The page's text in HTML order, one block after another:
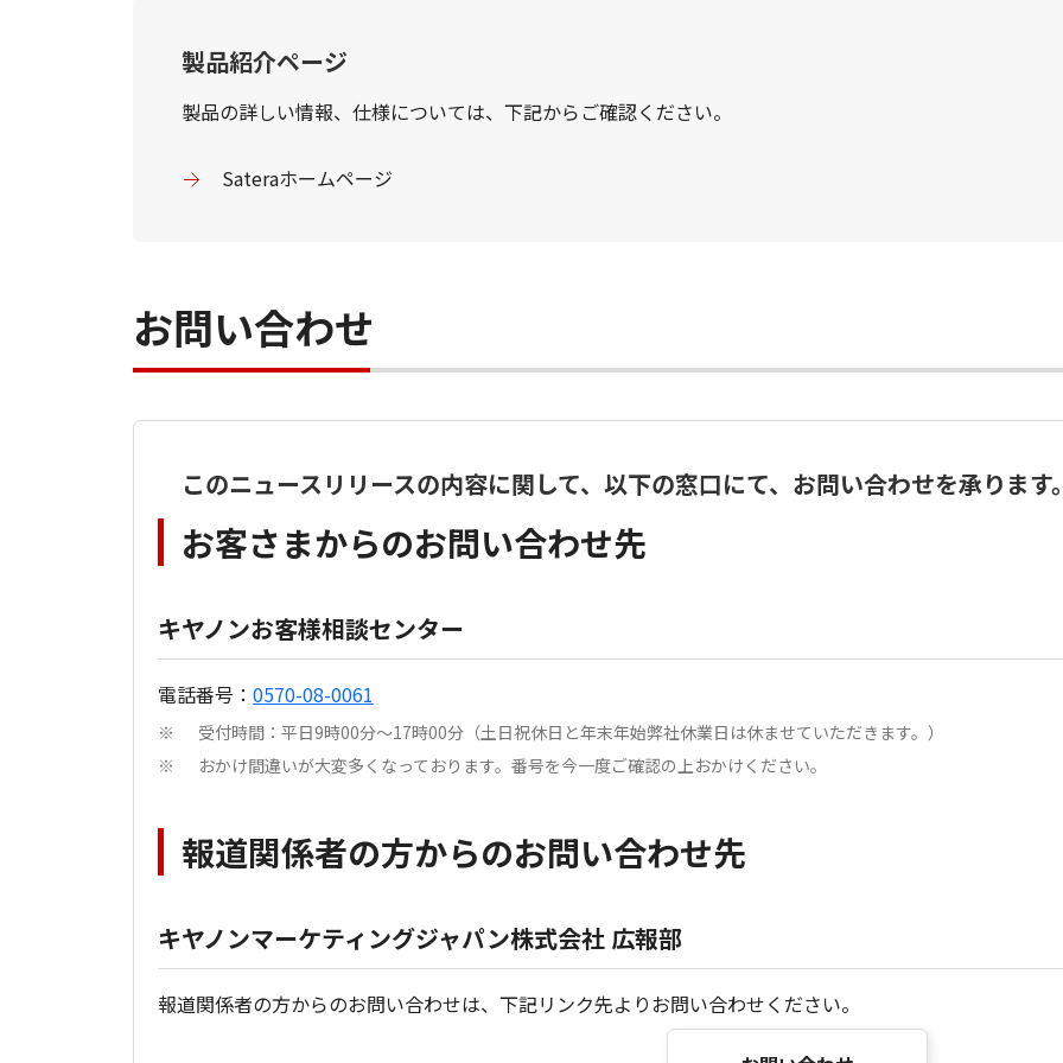
製品紹介ページ
製品の詳しい情報、仕様については、下記からご確認ください。
Sateraホームページ
お問い合わせ
このニュースリリースの内容に関して、以下の窓口にて、お問い合わせを承ります
お客さまからのお問い合わせ先
キヤノンお客様相談センター
電話番号： 0570-08-0061
※ 受付時間：平日9時00分～17時00分（土日祝休日と年末年始弊社休業日は休ませていただきます。）
※ おかけ間違いが大変多くなっております。番号を今一度ご確認の上おかけください。
報道関係者の方からのお問い合わせ先
キヤノンマーケティングジャパン株式会社 広報部
報道関係者の方からのお問い合わせは、下記リンク先よりお問い合わせください。